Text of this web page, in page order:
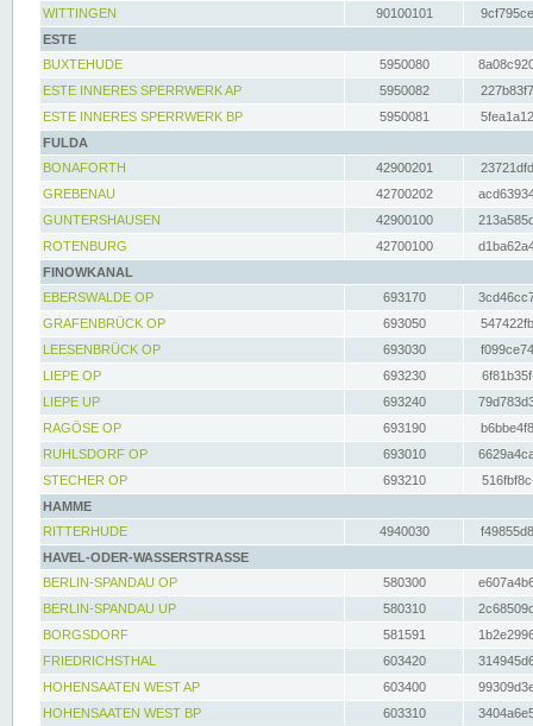
WITTINGEN
90100101
ESTE
BUXTEHUDE
5950080
ESTE INNERES SPERRWERK AP
5950082
ESTE INNERES SPERRWERK BP
5950081
FULDA
BONAFORTH
42900201
GREBENAU
42700202
GUNTERSHAUSEN
42900100
ROTENBURG
42700100
FINOWKANAL
EBERSWALDE OP
693170
GRAFENBRÜCK OP
693050
LEESENBRÜCK OP
693030
LIEPE OP
693230
LIEPE UP
693240
RAGÖSE OP
693190
RUHLSDORF OP
693010
STECHER OP
693210
HAMME
RITTERHUDE
4940030
HAVEL-ODER-WASSERSTRASSE
BERLIN-SPANDAU OP
580300
BERLIN-SPANDAU UP
580310
BORGSDORF
581591
FRIEDRICHSTHAL
603420
HOHENSAATEN WEST AP
603400
HOHENSAATEN WEST BP
603310